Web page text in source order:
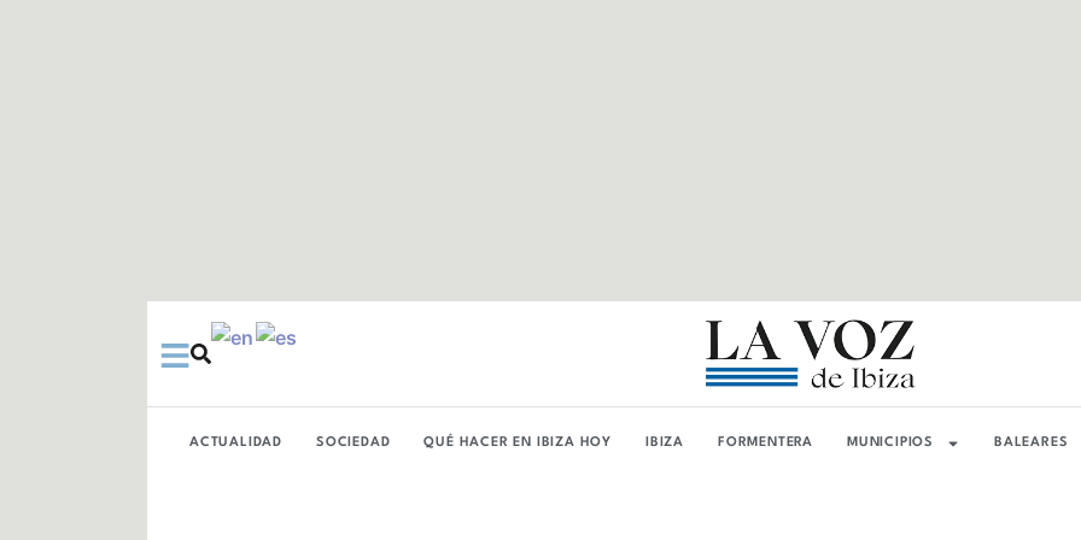
ACTUALIDAD SOCIEDAD QUÉ HACER EN IBIZA HOY IBIZA FORMENTERA MUNICIPIOS BALEARES